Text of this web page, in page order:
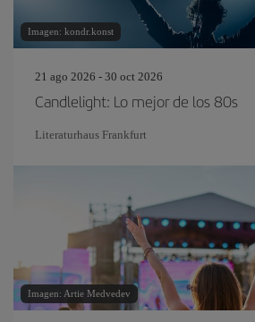
Imagen: kondr.konst
21 ago 2026 - 30 oct 2026
Candlelight: Lo mejor de los 80s
Literaturhaus Frankfurt
Imagen: Artie Medvedev